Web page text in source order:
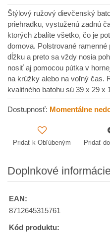
Štýlový ružový dievčenský
priehradku, vystuženú zadnú
ktorých zbalíte všetko, čo je
domova. Polstrované
dĺžku a preto sa vždy nosia
nosiť aj pomocou pútka v
na krúžky alebo na voľný čas.
kvalitného batohu sú 39 x 29 x
Dostupnosť: Momentálne
Pridať k Obľúbeným Pridať
Doplnkové
EAN:
8712645315761
Kód produktu: